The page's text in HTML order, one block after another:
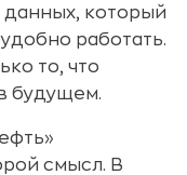
данных, который
работать.
то, что
будущем.
смысл. В